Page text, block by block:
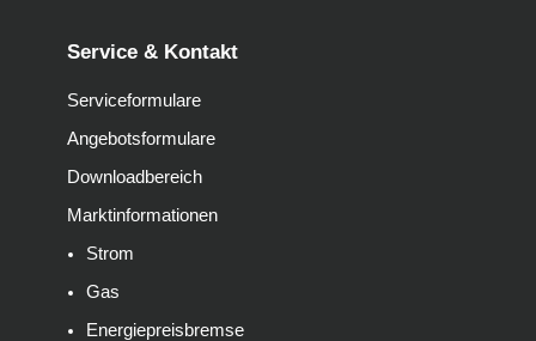
Service & Kontakt
Serviceformulare
Angebotsformulare
Downloadbereich
Marktinformationen
Strom
Gas
Energiepreisbremse